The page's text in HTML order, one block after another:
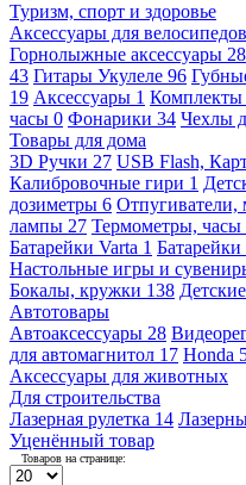
Туризм, спорт и здоровье
Аксессуары для велосипедов
Горнолыжные аксессуары 28
43 Гитары Укулеле 96
19 Аксессуары 1 Комплекты
часы 0 Фонарики 34 Чехлы
Товары для дома
3D Ручки 27 USB Flash,
Калибровочные гири 1
дозиметры 6
лампы 27 Термометры, часы
Батарейки Varta 1
Настольные игры и
Бокалы, кружки 138
Автотовары
Автоаксессуары 28
для автомагнитол 17 Honda
Аксессуары для животных
Для строительства
Лазерная рулетка 14
Уценённый товар
Товаров на странице: